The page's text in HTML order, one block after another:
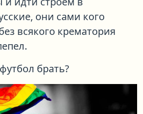
они сами кого
всякого крематория
брать?